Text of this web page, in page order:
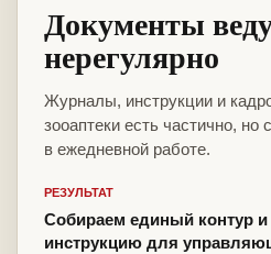
Документы
нерегулярно
Журналы, инструкции и
зооаптеки есть частично, но
в ежедневной работе.
РЕЗУЛЬТАТ
Собираем единый контур
инструкцию для